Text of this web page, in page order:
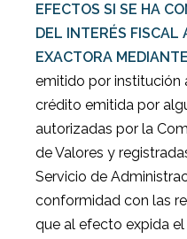
EFECTOS SI SE HA
DEL INTERÉS
EXACTORA
emitido por institución
crédito emitida por
autorizadas por la
de Valores y
Servicio de
conformidad con las
que al efecto expida